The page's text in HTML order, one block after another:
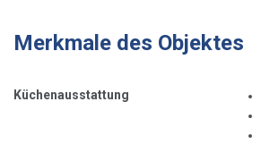
Merkmale des Objektes
Küchenausstattung